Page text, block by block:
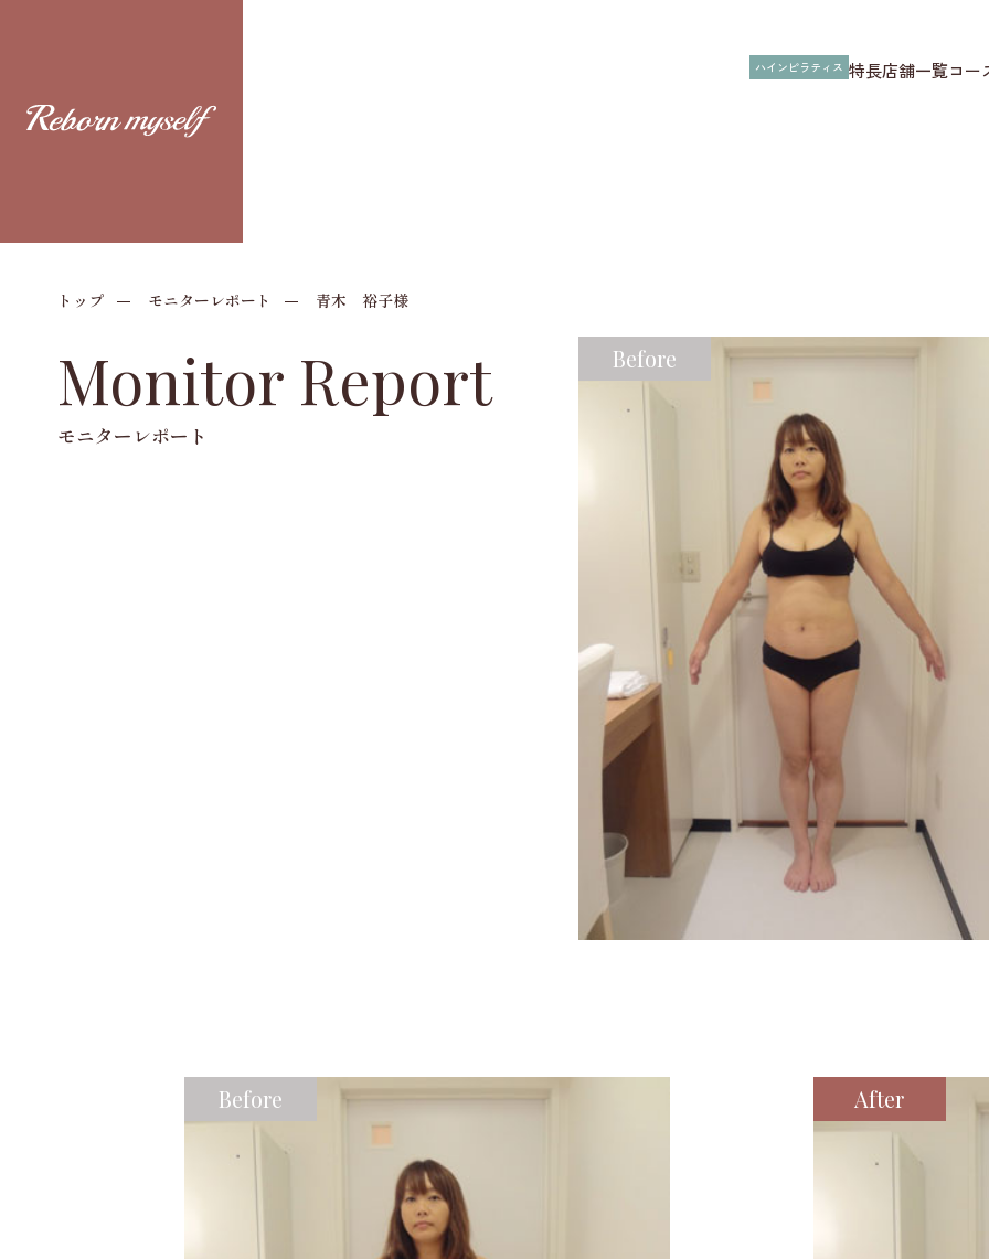
ハインピラティス 特長店舗一覧コー
トップ モニターレポート 青木 裕子様
Monitor Report
モニターレポート
Before
Before After